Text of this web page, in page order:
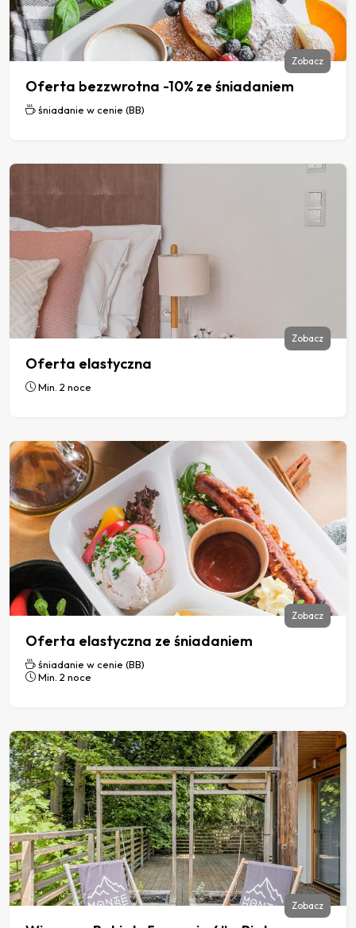
Oferta bezzwrotna -10% ze śniadaniem
śniadanie w cenie (BB)
Zobacz
Oferta elastyczna
Min. 2 noce
Zobacz
Oferta elastyczna ze śniadaniem
śniadanie w cenie (BB)
Min. 2 noce
Zobacz
Zobacz